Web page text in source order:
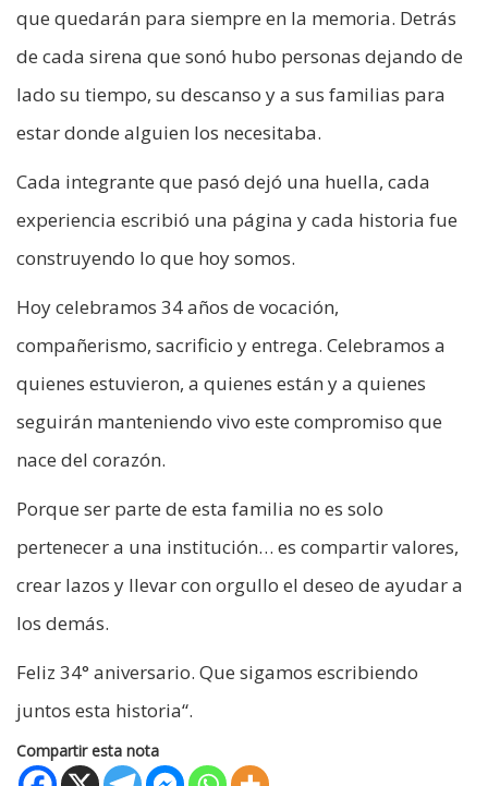
que quedarán para siempre en la memoria. Detrás
de cada sirena que sonó hubo personas dejando de
lado su tiempo, su descanso y a sus familias para
estar donde alguien los necesitaba.
Cada integrante que pasó dejó una huella, cada
experiencia escribió una página y cada historia fue
construyendo lo que hoy somos.
Hoy celebramos 34 años de vocación,
compañerismo, sacrificio y entrega. Celebramos a
quienes estuvieron, a quienes están y a quienes
seguirán manteniendo vivo este compromiso que
nace del corazón.
Porque ser parte de esta familia no es solo
pertenecer a una institución… es compartir valores,
crear lazos y llevar con orgullo el deseo de ayudar a
los demás.
Feliz 34° aniversario. Que sigamos escribiendo
juntos esta historia“.
Compartir esta nota